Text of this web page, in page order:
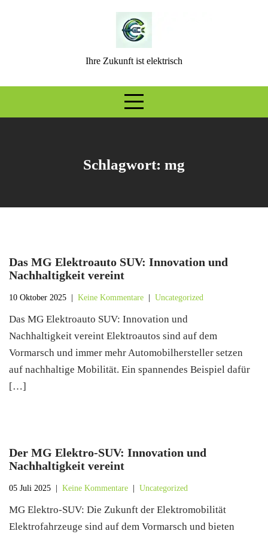
Ihre Zukunft ist elektrisch
Schlagwort: mg
Das MG Elektroauto SUV: Innovation und
Nachhaltigkeit vereint
10 Oktober 2025 Keine Kommentare Uncategorized
Das MG Elektroauto SUV: Innovation und
Nachhaltigkeit vereint Elektroautos sind auf dem
Vormarsch und immer mehr Automobilhersteller setzen
auf nachhaltige Mobilität. Ein spannendes Beispiel dafür
[…]
Der MG Elektro-SUV: Innovation und
Nachhaltigkeit vereint
05 Juli 2025 Keine Kommentare Uncategorized
MG Elektro-SUV: Die Zukunft der Elektromobilität
Elektrofahrzeuge sind auf dem Vormarsch und bieten